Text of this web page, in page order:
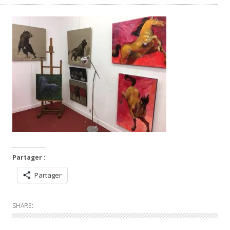
Partager :
Partager
SHARE: